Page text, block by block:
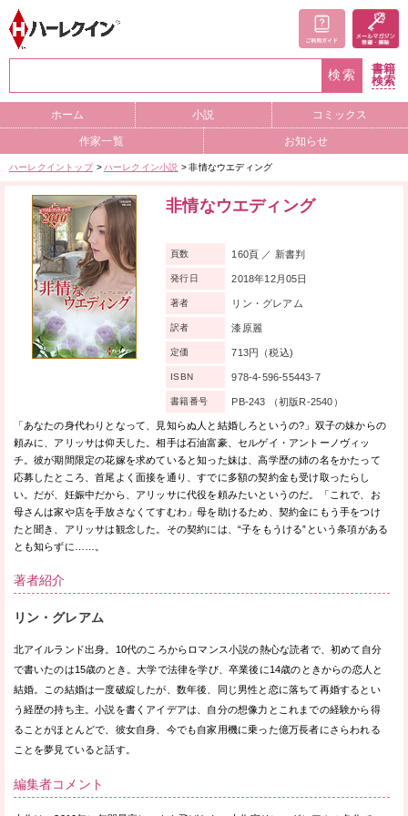
検索
書籍
検索
ホーム 小説 コミックス
作家一覧 お知らせ
ハーレクイントップ ハーレクイン小説 非情なウエディング
非情なウエディング
「あなたの身代わりとなって、見知らぬ人と結婚しろというの?」双子の妹からの
頼みに、アリッサは仰天した。相手は石油富豪、セルゲイ・アントーノヴィッ
チ。彼が期間限定の花嫁を求めていると知った妹は、高学歴の姉の名をかたって
応募したところ、首尾よく面接を通り、すでに多額の契約金も受け取ったらし
い。だが、妊娠中だから、アリッサに代役を頼みたいというのだ。「これで、お
母さんは家や店を手放さなくてすむわ」母を助けるため、契約金にもう手をつけ
たと聞き、アリッサは観念した。その契約には、“子をもうける”という条項がある
とも知らずに……。
頁数 160頁 ／ 新書判
発行日 2018年12月05日
著者 リン・グレアム
訳者 漆原麗
定価 713円（税込)
ISBN 978-4-596-55443-7
書籍番号 PB-243 （初版R-2540）
著者紹介
リン・グレアム
北アイルランド出身。10代のころからロマンス小説の熱心な読者で、初めて自分
で書いたのは15歳のとき。大学で法律を学び、卒業後に14歳のときからの恋人と
結婚。この結婚は一度破綻したが、数年後、同じ男性と恋に落ちて再婚するとい
う経歴の持ち主。小説を書くアイデアは、自分の想像力とこれまでの経験から得
ることがほとんどで、彼女自身、今でも自家用機に乗った億万長者にさらわれる
ことを夢見ていると話す。
編集者コメント